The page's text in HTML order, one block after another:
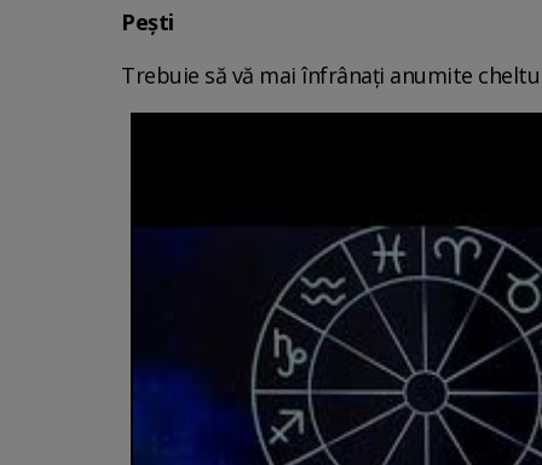
Pești
Trebuie să vă mai înfrânați anumite